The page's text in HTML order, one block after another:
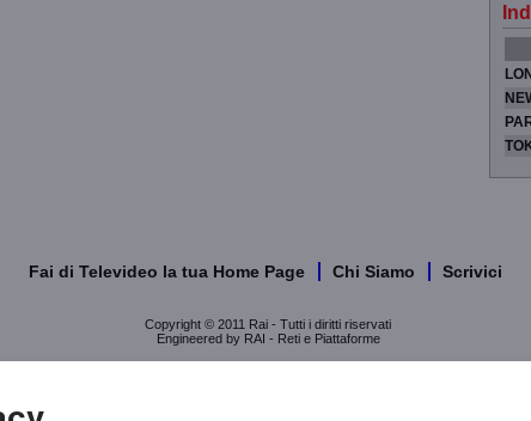
Fai di Televideo la tua Home Page Chi Siamo Scrivici
Copyright © 2011 Rai - Tutti i diritti riservati
Engineered by RAI - Reti e Piattaforme